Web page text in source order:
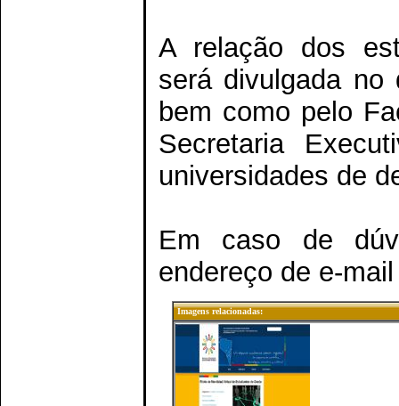
A relação dos
será divulgada no
bem como pelo
Secretaria
universidades de
Em caso de
endereço de e-
Imagens relacionadas: